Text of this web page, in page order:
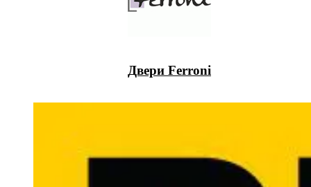
Двери Ferroni